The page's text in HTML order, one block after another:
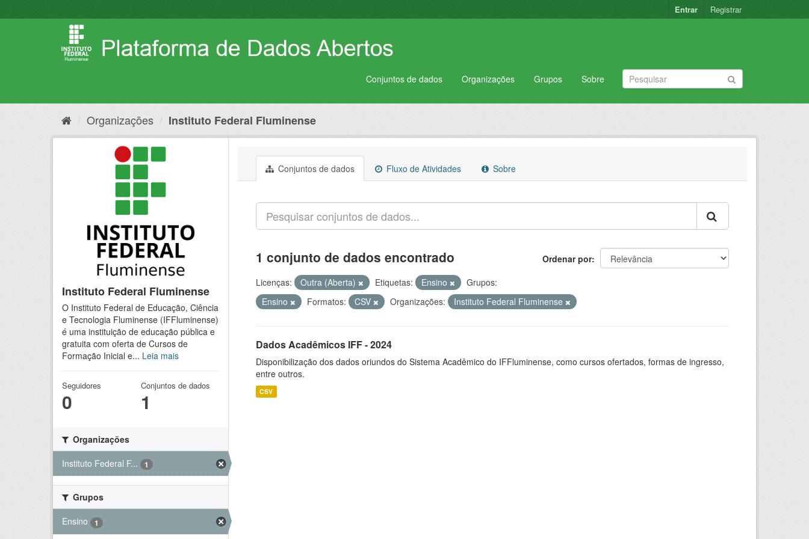
para
Entrar Registrar
Conjuntos de dados Organizações Grupos Sobre
Organizações Instituto Federal Fluminense
Instituto Federal Fluminense
O Instituto Federal de Educação, Ciência
e Tecnologia Fluminense (IFFluminense)
é uma instituição de educação pública e
gratuita com oferta de Cursos de
Formação Inicial e... Leia mais
Seguidores
0
Conjuntos de dados
1
Organizações
Instituto Federal F...
1
Grupos
Ensino
1
Conjuntos de dados Fluxo de Atividades Sobre
Ordenar por
1 conjunto de dados encontrado
Licenças: Outra (Aberta) Etiquetas: Ensino
Grupos:
Ensino
Formatos: CSV Organizações: Instituto Federal Fluminense
Dados Acadêmicos IFF - 2024
Disponibilização dos dados oriundos do Sistema Acadêmico do IFFluminense, como cursos ofertados, formas de ingresso,
entre outros.
CSV